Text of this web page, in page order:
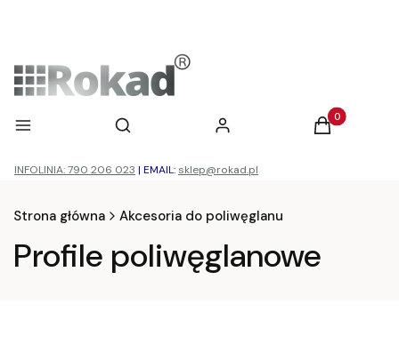
Menu Otwórz wyszukiwarkę
Szukaj Zaloguj się Produkty w
Koszyk
INFOLINIA: 790 206 023 | EMAIL: sklep@rokad.pl
Strona główna Akcesoria do poliwęglanu
Profile poliwęglanowe